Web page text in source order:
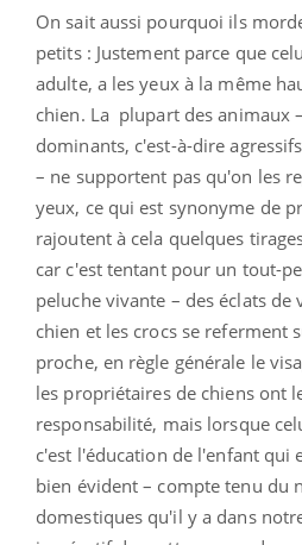
On sait aussi pourquoi ils
petits : Justement parce que
adulte, a les yeux à la même
chien. La plupart des animaux
dominants, c'est-à-dire
– ne supportent pas qu'on les
yeux, ce qui est synonyme de
rajoutent à cela quelques
car c'est tentant pour un tout-
peluche vivante – des éclats
chien et les crocs se referment
proche, en règle générale le
les propriétaires de chiens ont
responsabilité, mais lorsque
c'est l'éducation de l'enfant qui
bien évident – compte tenu du
domestiques qu'il y a dans